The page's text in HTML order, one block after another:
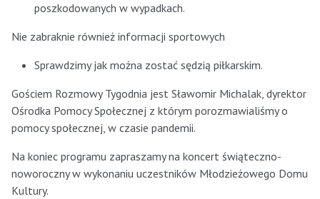
poszkodowanych w wypadkach.
Nie zabraknie również informacji sportowych
Sprawdzimy jak można zostać sędzią piłkarskim.
Gościem Rozmowy Tygodnia jest Sławomir Michalak, dyrektor
Ośrodka Pomocy Społecznej z którym porozmawialiśmy o
pomocy społecznej, w czasie pandemii.
Na koniec programu zapraszamy na koncert świąteczno-
noworoczny w wykonaniu uczestników Młodzieżowego Domu
Kultury.